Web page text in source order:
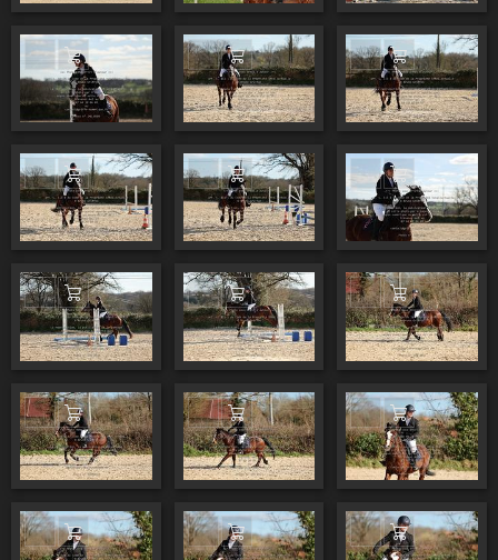
Ajouter au panier Ajouter au panier Ajouter au
Ajouter au panier Ajouter au panier Ajouter au
Ajouter au panier Ajouter au panier Ajouter au
Ajouter au panier Ajouter au panier Ajouter au
Ajouter au panier Ajouter au panier Ajouter au